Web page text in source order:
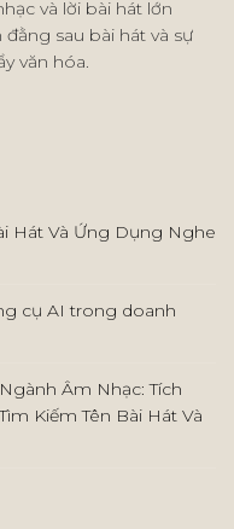
và lời bài hát lớn
sau bài hát và sự
văn hóa.
Hát Và Ứng Dụng Nghe
cụ AI trong doanh
Âm Nhạc: Tích
Kiếm Tên Bài Hát Và